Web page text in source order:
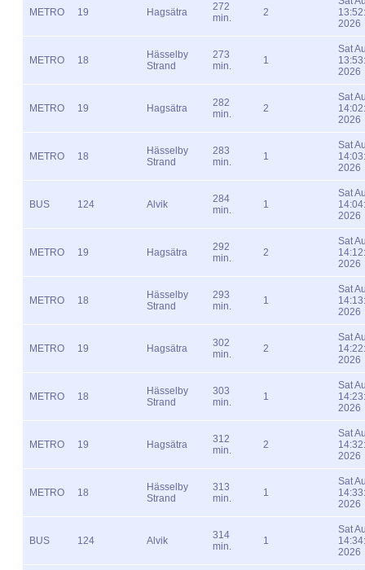
METRO 19 Hagsätra
272
min.
2
2026
METRO 18
Hässelby
Strand
273
min.
1
Sat
2026
METRO 19 Hagsätra
282
min.
2
Sat
2026
METRO 18
Hässelby
Strand
283
min.
1
Sat
2026
BUS 124 Alvik
284
min.
1
Sat
2026
METRO 19 Hagsätra
292
min.
2
Sat
2026
METRO 18
Hässelby
Strand
293
min.
1
Sat
2026
METRO 19 Hagsätra
302
min.
2
Sat
2026
METRO 18
Hässelby
Strand
303
min.
1
Sat
2026
METRO 19 Hagsätra
312
min.
2
Sat
2026
METRO 18
Hässelby
Strand
313
min.
1
Sat
2026
BUS 124 Alvik
314
min.
1
Sat
2026